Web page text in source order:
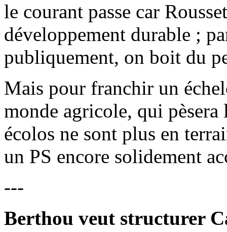
le courant passe car
développement durable ;
publiquement, on boit du
Mais pour franchir un
monde agricole, qui
écolos ne sont plus en
un PS encore solidement
---
Berthou veut structurer